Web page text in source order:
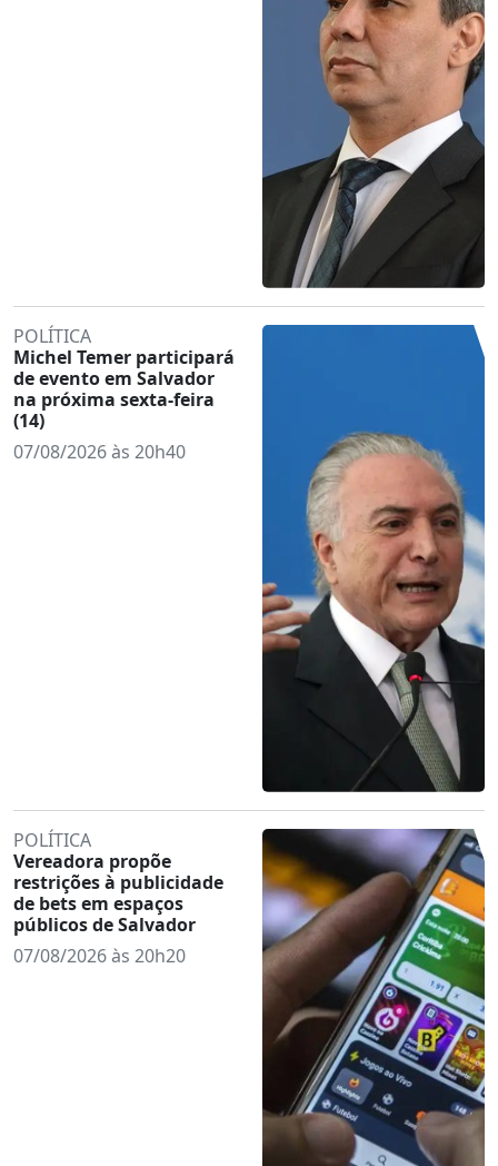
POLÍTICA
Michel Temer participará
de evento em Salvador
na próxima sexta-feira
(14)
07/08/2026 às 20h40
POLÍTICA
Vereadora propõe
restrições à publicidade
de bets em espaços
públicos de Salvador
07/08/2026 às 20h20